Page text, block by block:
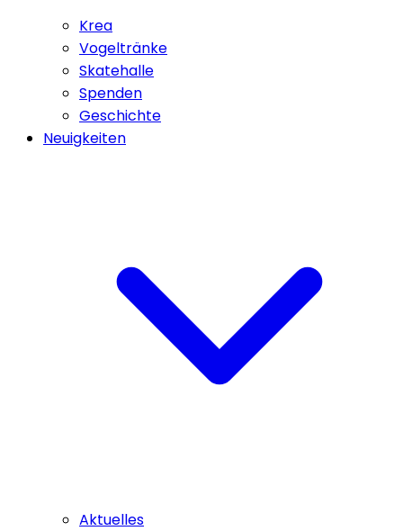
Krea
Vogeltränke
Skatehalle
Spenden
Geschichte
Neuigkeiten
Aktuelles